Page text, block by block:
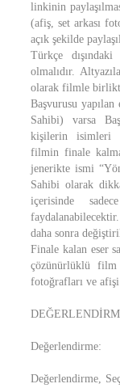
linkinin
(afiş, set arkası
açık şekilde
Türkçe
olmalıdır.
olarak filmle
Başvurusu
Sahibi) varsa
kişilerin isimleri
filmin finale
jenerikte ismi
Sahibi olarak
içerisinde
daha sonra
Finale kalan eser
çözünürlüklü film
fotoğrafları ve
Değerlendirme:
Değerlendirme,